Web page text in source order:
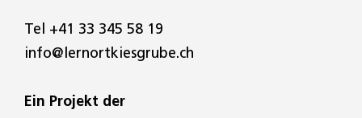
Tel +41 33 345 58 19
info@lernortkiesgrube.ch
Ein Projekt der